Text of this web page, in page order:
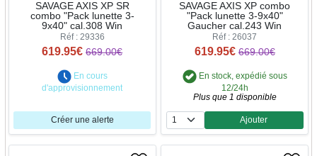
SAVAGE AXIS XP SR
combo "Pack lunette 3-
9x40" cal.308 Win
Réf : 29336
619.95€ 669.00€
En cours
d'approvisionnement
Créer une alerte
SAVAGE AXIS XP combo
"Pack lunette 3-9x40"
Gaucher cal.243 Win
Réf : 26037
619.95€ 669.00€
En stock, expédié sous
12/24h
Plus que 1 disponible
Quantité
Ajouter